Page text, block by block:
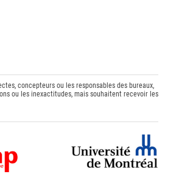
concepteurs ou les responsables des bureaux,
ou les inexactitudes, mais souhaitent recevoir les